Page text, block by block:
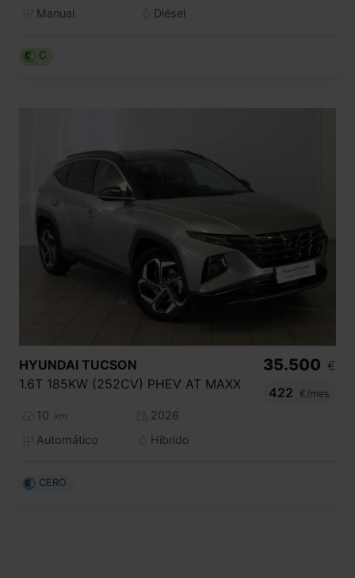
Manual
Diésel
C
HYUNDAI TUCSON
1.6T 185KW (252CV) PHEV AT MAXX
10 km
2026
Automático
Híbrido
35.500 €
422
€/mes
CERO